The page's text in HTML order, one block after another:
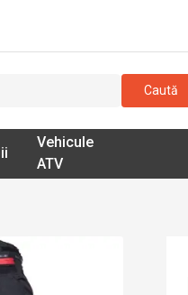
Caută
Vehicule
ATV